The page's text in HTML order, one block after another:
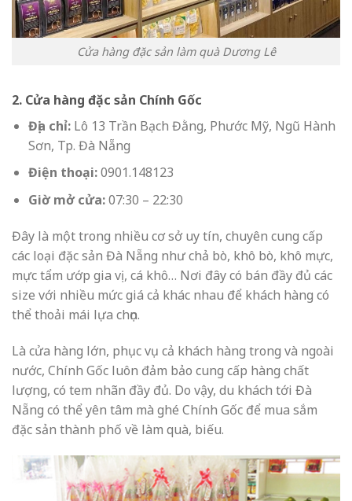
Cửa hàng đặc sản làm quà Dương Lê
2. Cửa hàng đặc sản Chính Gốc
Địa chỉ:Lô 13 Trần Bạch Đằng, Phước Mỹ, Ngũ Hành
Sơn, Tp. Đà Nẵng
Điện thoại:0901.148123
Giờ mở cửa:07:30 – 22:30
Đây là một trong nhiều cơ sở uy tín, chuyên cung cấp
các loại đặc sản Đà Nẵng như chả bò, khô bò, khô mực,
mực tẩm ướp gia vị, cá khô… Nơi đây có bán đầy đủ các
size với nhiều mức giá cả khác nhau để khách hàng có
thể thoải mái lựa chọn.
Là cửa hàng lớn, phục vụ cả khách hàng trong và ngoài
nước, Chính Gốc luôn đảm bảo cung cấp hàng chất
lượng, có tem nhãn đầy đủ. Do vậy, du khách tới Đà
Nẵng có thể yên tâm mà ghé Chính Gốc để mua sắm
đặc sản thành phố về làm quà, biếu.